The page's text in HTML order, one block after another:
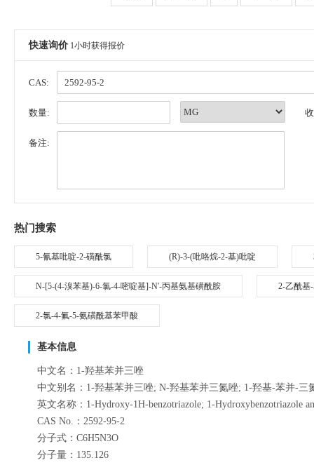
快速询价 1小时获得报价
CAS:
数量:
备注:
热门搜索
5-氰基吡啶-2-磺酰氯 (R)-3-(吡咯烷-2-基)吡啶
N-[5-(4-溴苯基)-6-氯-4-嘧啶基]-N'-丙基氨基磺酰胺 2-乙酰基
2-氯-4-氟-5-氨磺酰基苯甲酸
基本信息
中文名：1-羟基苯并三唑
中文别名：1-羟基苯并三唑; N-羟基苯并三氮唑; 1-羟基-苯并-三
英文名称：1-Hydroxy-1H-benzotriazole; 1-Hydroxybenzotriazole
CAS No.：2592-95-2
分子式：C6H5N3O
分子量：135.126